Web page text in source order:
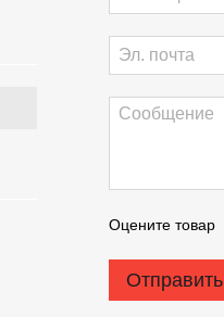
Оцените товар
Отправить